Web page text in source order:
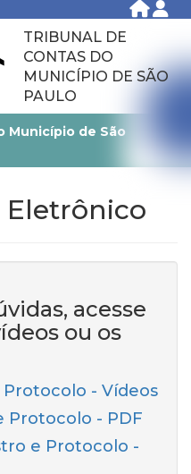
TRIBUNAL DE
CONTAS DO
MUNICÍPIO DE SÃO
PAULO
Município de São
Eletrônico
acesse
ou os
Protocolo - Vídeos
Protocolo - PDF
e Protocolo -